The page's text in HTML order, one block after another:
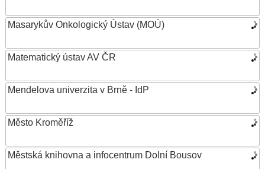
Masarykův Onkologický Ústav (MOÚ)
Matematický ústav AV ČR
Mendelova univerzita v Brně - IdP
Město Kroměříž
Městská knihovna a infocentrum Dolní Bousov